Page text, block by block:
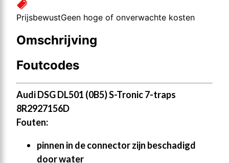
PrijsbewustGeen hoge of onverwachte kosten
Omschrijving
Foutcodes
Audi DSG DL501 (0B5) S-Tronic 7-traps
8R2927156D
Fouten:
pinnen in de connector zijn beschadigd
door water